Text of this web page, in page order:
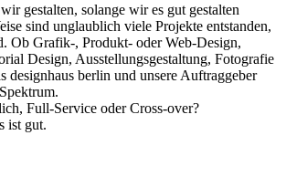
gestalten, solange wir es gut gestalten
sind unglaublich viele Projekte entstanden,
Ob Grafik-, Produkt- oder Web-Design,
Design, Ausstellungsgestaltung, Fotografie
designhaus berlin und unsere Auftraggeber
Full-Service oder Cross-over?
ist gut.